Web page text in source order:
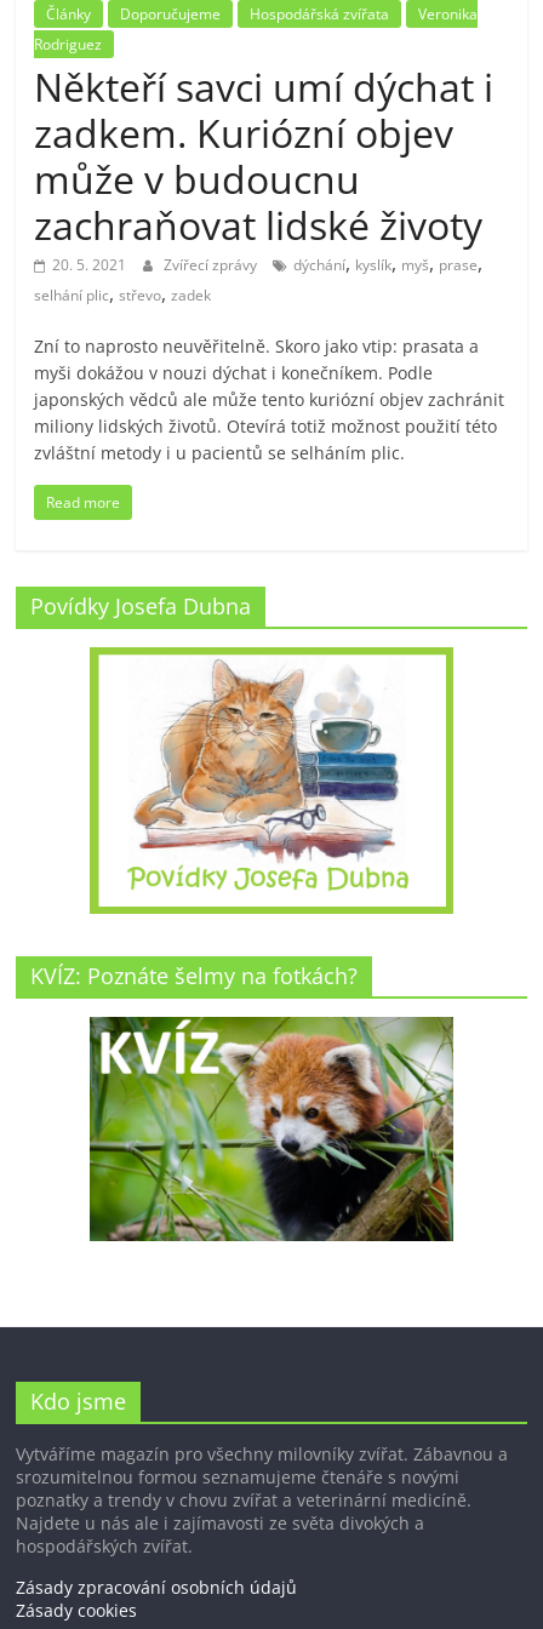
Články Doporučujeme Hospodářská zvířata
Veronika
Rodriguez
Někteří savci umí dýchat i
zadkem. Kuriózní objev
může v budoucnu
zachraňovat lidské životy
20. 5. 2021 Zvířecí zprávy dýchání, kyslík, myš, prase,
selhání plic,střevo,zadek
Zní to naprosto neuvěřitelně. Skoro jako vtip: prasata a
myši dokážou v nouzi dýchat i konečníkem. Podle
japonských vědců ale může tento kuriózní objev zachránit
miliony lidských životů. Otevírá totiž možnost použití této
zvláštní metody i u pacientů se selháním plic.
Read more
Povídky Josefa Dubna
KVÍZ: Poznáte šelmy na fotkách?
Kdo jsme
Vytváříme magazín pro všechny milovníky zvířat. Zábavnou a
srozumitelnou formou seznamujeme čtenáře s novými
poznatky a trendy v chovu zvířat a veterinární medicíně.
Najdete u nás ale i zajímavosti ze světa divokých a
hospodářských zvířat.
Zásady zpracování osobních údajů
Zásady cookies